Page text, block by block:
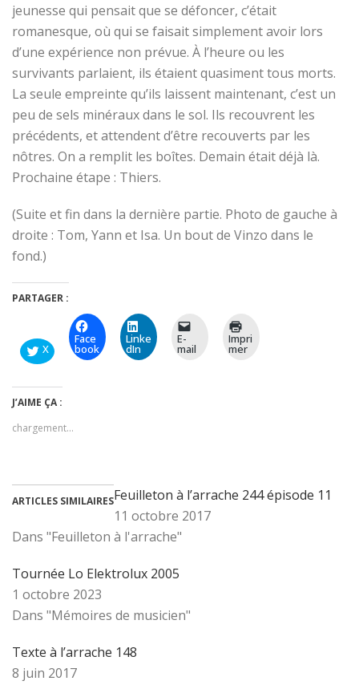
jeunesse qui pensait que se défoncer, c’était
romanesque, où qui se faisait simplement avoir lors
d’une expérience non prévue. À l’heure ou les
survivants parlaient, ils étaient quasiment tous morts.
La seule empreinte qu’ils laissent maintenant, c’est un
peu de sels minéraux dans le sol. Ils recouvrent les
précédents, et attendent d’être recouverts par les
nôtres. On a remplit les boîtes. Demain était déjà là.
Prochaine étape : Thiers.
(Suite et fin dans la dernière partie. Photo de gauche à
droite : Tom, Yann et Isa. Un bout de Vinzo dans le
fond.)
PARTAGER :
X
Face
book
Linke
dIn
E-
mail
Impri
mer
J’AIME ÇA :
chargement…
ARTICLES SIMILAIRESFeuilleton à l’arrache 244 épisode 11
11 octobre 2017
Dans "Feuilleton à l'arrache"
Tournée Lo Elektrolux 2005
1 octobre 2023
Dans "Mémoires de musicien"
Texte à l’arrache 148
8 juin 2017